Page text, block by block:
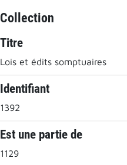
Collection
Titre
Lois et édits somptuaires
Identifiant
1392
Est une partie de
1129